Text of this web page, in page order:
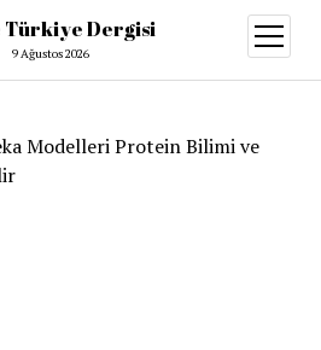
Türkiye Dergisi
9 Ağustos 2026
aç
Modelleri Protein Bilimi ve